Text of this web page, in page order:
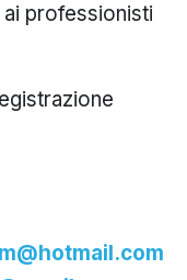
professionisti